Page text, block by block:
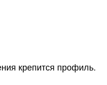
крепится профиль.